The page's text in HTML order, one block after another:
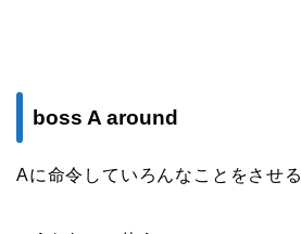
boss A around
Aに命令していろんなことをさせる